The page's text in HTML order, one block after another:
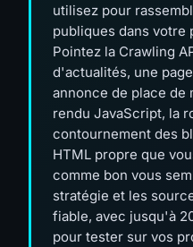
utilisez pour
publiques dans votre
Pointez la Crawling
d'actualités, une
annonce de place de
rendu JavaScript, la
contournement des
HTML propre que
comme bon vous
stratégie et les
fiable, avec jusqu'à
pour tester sur vos